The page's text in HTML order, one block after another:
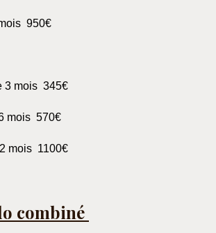
950€
3 mois 345€
mois 570€
mois 1100€
combiné